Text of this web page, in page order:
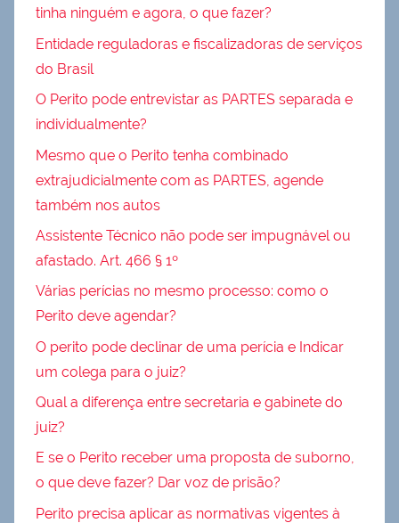
tinha ninguém e agora, o que fazer?
Entidade reguladoras e fiscalizadoras de serviços
do Brasil
O Perito pode entrevistar as PARTES separada e
individualmente?
Mesmo que o Perito tenha combinado
extrajudicialmente com as PARTES, agende
também nos autos
Assistente Técnico não pode ser impugnável ou
afastado. Art. 466 § 1º
Várias perícias no mesmo processo: como o
Perito deve agendar?
O perito pode declinar de uma perícia e Indicar
um colega para o juiz?
Qual a diferença entre secretaria e gabinete do
juiz?
E se o Perito receber uma proposta de suborno,
o que deve fazer? Dar voz de prisão?
Perito precisa aplicar as normativas vigentes à